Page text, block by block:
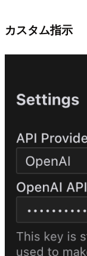
カスタム指示